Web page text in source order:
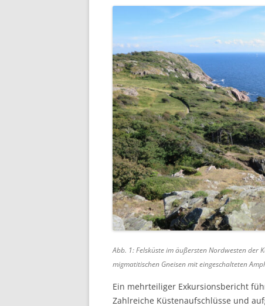
Abb. 1: Felsküste im äußersten Nordwesten der
migmatitischen Gneisen mit eingeschalteten
Ein mehrteiliger Exkursionsbericht
Zahlreiche Küstenaufschlüsse und